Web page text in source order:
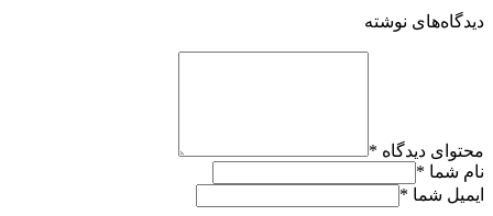
دیدگاه‌های نوشته
محتوای دیدگاه *
نام شما *
ایمیل شما *